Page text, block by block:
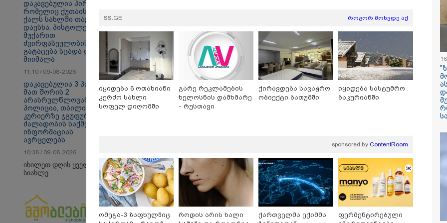
1382.20 ლარიდან
1421.00 ლარიდან
თბილისი -
ლარიდან
საზოგადოება
11:36 / 08-08-2026
საქართველოში
დაკავებულია პირი,
რომელიც ქუთაისში
ქალს სახლში თავს
დაესხა, პისტოლეტის
მუქარით
ძვირფასეულობის
გატაცება სცადა და
მიიმალა
11:10 / 09-08-2026
დაკავებულია 3 პირი,
მათ შორის 2
არასრულწლოვანი -
პოლიცია, თბილისში
კურიერზე ჯგუფურად
ძალადობის საქმეზე
ინფორმაციას
ავრცელებს
10:38 / 09-08-2026
იხილეთ დღის ყველა
სიახლე
SS.GE როგორ მოხვდე აქ
იყიდება 6 ოთახიანი
კერძო სახლი
სოფელ დიღომში
გარე რეკლამების
ხელოსნის დამხმარე
- რუსთავი
ქირავდება სავაჭრო
ობიექტი ბათუმში
იყიდება სასტუმრო
ბაკურიანში
sponsored by ContentRoom
ომეგა-3 ზაფხულშიც
როდის არის ხალი
ქართველმა ექიმმა
ფერმენტირებული